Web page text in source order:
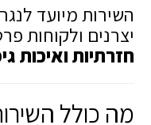
השירות מיועד
יצרנים ולקוחות
חזרתיות ואיכות
מה כולל